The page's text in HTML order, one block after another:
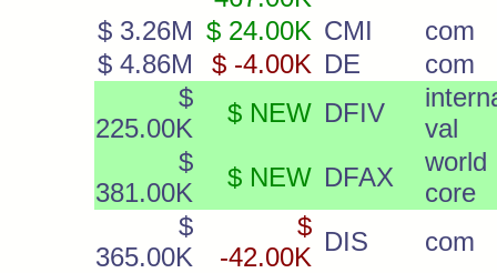
$ 3.26M $ 24.00K CMI
com
$ 4.86M
$ -4.00K DE
com
$
225.00K
$ NEW DFIV
val
$
381.00K
$ NEW DFAX
core
$
365.00K
$
-42.00K
DIS com